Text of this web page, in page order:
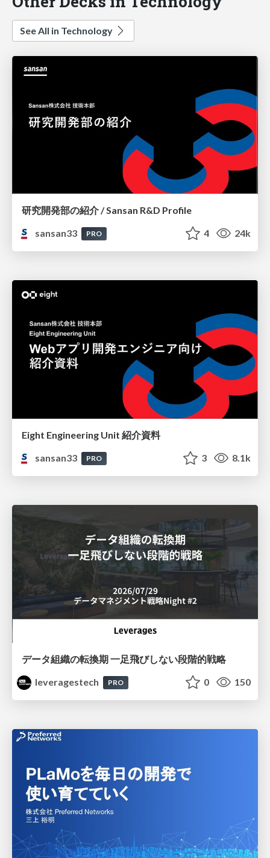
See All in Technology
研究開発部の紹介 / Sansan R&D Profile
sansan33
PRO 4 24k
Eight Engineering Unit 紹介資料
sansan33
PRO 3 8.1k
データ組織の転換期 一足飛びしない段階的戦略
leveragestech
PRO 0 150